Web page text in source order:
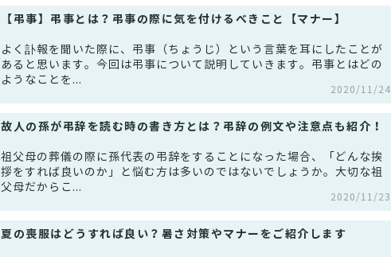
【弔事】弔事とは？弔事の際に気を付けるべきこと【マナー】
よく訃報を聞いた際に、弔事（ちょうじ）という言葉を耳にしたことが
あると思います。今回は弔事について説明していきます。弔事とはどの
ようなことを...
2020/11/24
故人の孫が弔辞を読む時の書き方とは？弔辞の例文や注意点も紹介！
祖父母の葬儀の際に孫代表の弔辞をすることになった場合、「どんな挨
拶をすれば良いのか」と悩む方は多いのではないでしょうか。大切な祖
父母だからこ...
2020/11/23
夏の喪服はどうすれば良い？暑さ対策やマナーをご紹介します